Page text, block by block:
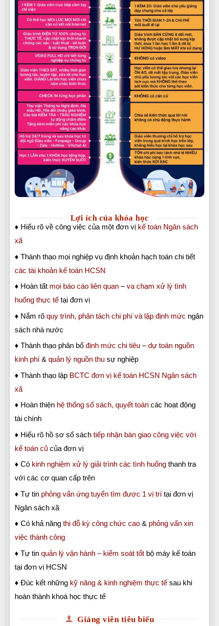
Lợi ích của khóa học
♦ Hiểu rõ về công việc của một đơn vị kế toán Ngân sách
xã
♦ Thành thạo mọi nghiệp vụ định khoản hạch toán chi tiết
các tài khoản kế toán HCSN
♦ Hoàn tất mọi báo cáo liên quan –va chạm xử lý tình
huống thực tế tại đơn vị
♦ Nắm rõ quy trình, phân tách chi phí và lập định mức ngân
sách nhà nước
♦ Thành thạo phân bổ định mức chi tiêu –dự toán nguồn
kinh phí & quản lý nguồn thu sự nghiệp
♦ Thành thạo lập BCTC đơn vị kế toán HCSN Ngân sách
xã
♦ Hoàn thiện hệ thống sổ sách, quyết toán các hoạt động
tài chính
♦ Hiểu rõ hồ sơ sổ sách tiếp nhận bàn giao công việc với
kế toán cũ của đơn vị
♦ Có kinh nghiệm xử lý giải trình các tình huống thanh tra
với các cơ quan cấp trên
♦ Tự tin phỏng vấn ứng tuyển tìm được 1 vị trí tại đơn vị
Ngân sách xã
♦ Có khả năng thi đỗ kỳ công chức cao & phỏng vấn xin
việc thành công
♦ Tự tin quản lý vận hành – kiểm soát tốt bộ máy kế toán
tại đơn vị HCSN
♦ Đúc kết những kỹ năng & kinh nghiệm thực tế sau khi
hoàn thành khoá học thực tế
Giảng viên tiêu biểu